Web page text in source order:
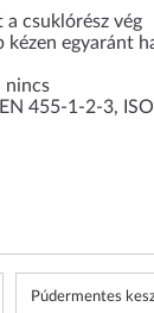
a csuklórész vég
kézen egyaránt
nincs
455-1-2-3,
Púdermentes